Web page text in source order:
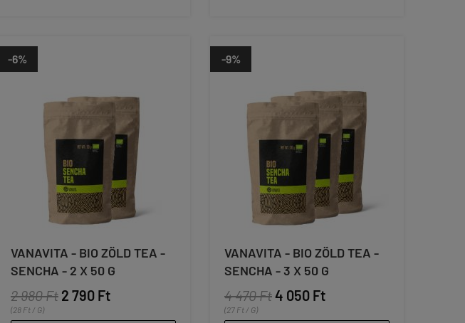
-6%
VANAVITA - BIO ZÖLD TEA -
SENCHA - 2 X 50 G
2 980 Ft 2 790 Ft
(28 Ft / G)
-9%
VANAVITA - BIO ZÖLD TEA -
SENCHA - 3 X 50 G
4 470 Ft4 050 Ft
(27 Ft / G)